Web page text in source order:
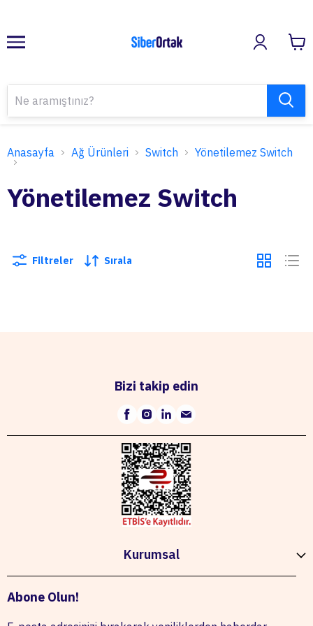
Anasayfa Ağ Ürünleri Switch Yönetilemez Switch
Yönetilemez Switch
Filtreler Sırala
Bizi takip edin
Kurumsal
Abone Olun!